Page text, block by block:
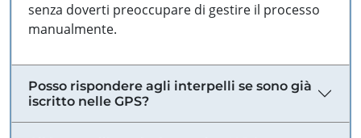
senza doverti preoccupare di gestire il processo
manualmente.
Posso rispondere agli interpelli se sono già
iscritto nelle GPS?